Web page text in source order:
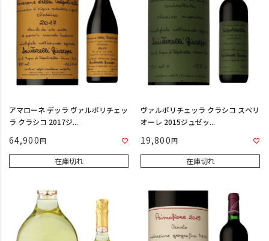
アマローネ デッラ ヴァルポリチェッ
ラ クラシコ 2017ジ...
64,900
在庫切れ
ヴァルポリチェッラ クラシコ スペリ
オーレ 2015ジュゼッ...
19,800
在庫切れ